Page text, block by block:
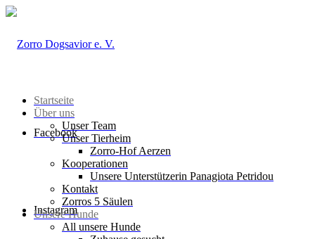
Facebook
Instagram
Startseite
Über uns
Unser Team
Unser Tierheim
Zorro-Hof Aerzen
Kooperationen
Unsere Unterstützerin Panagiota Petridou
Kontakt
Zorros 5 Säulen
Unsere Hunde
All unsere Hunde